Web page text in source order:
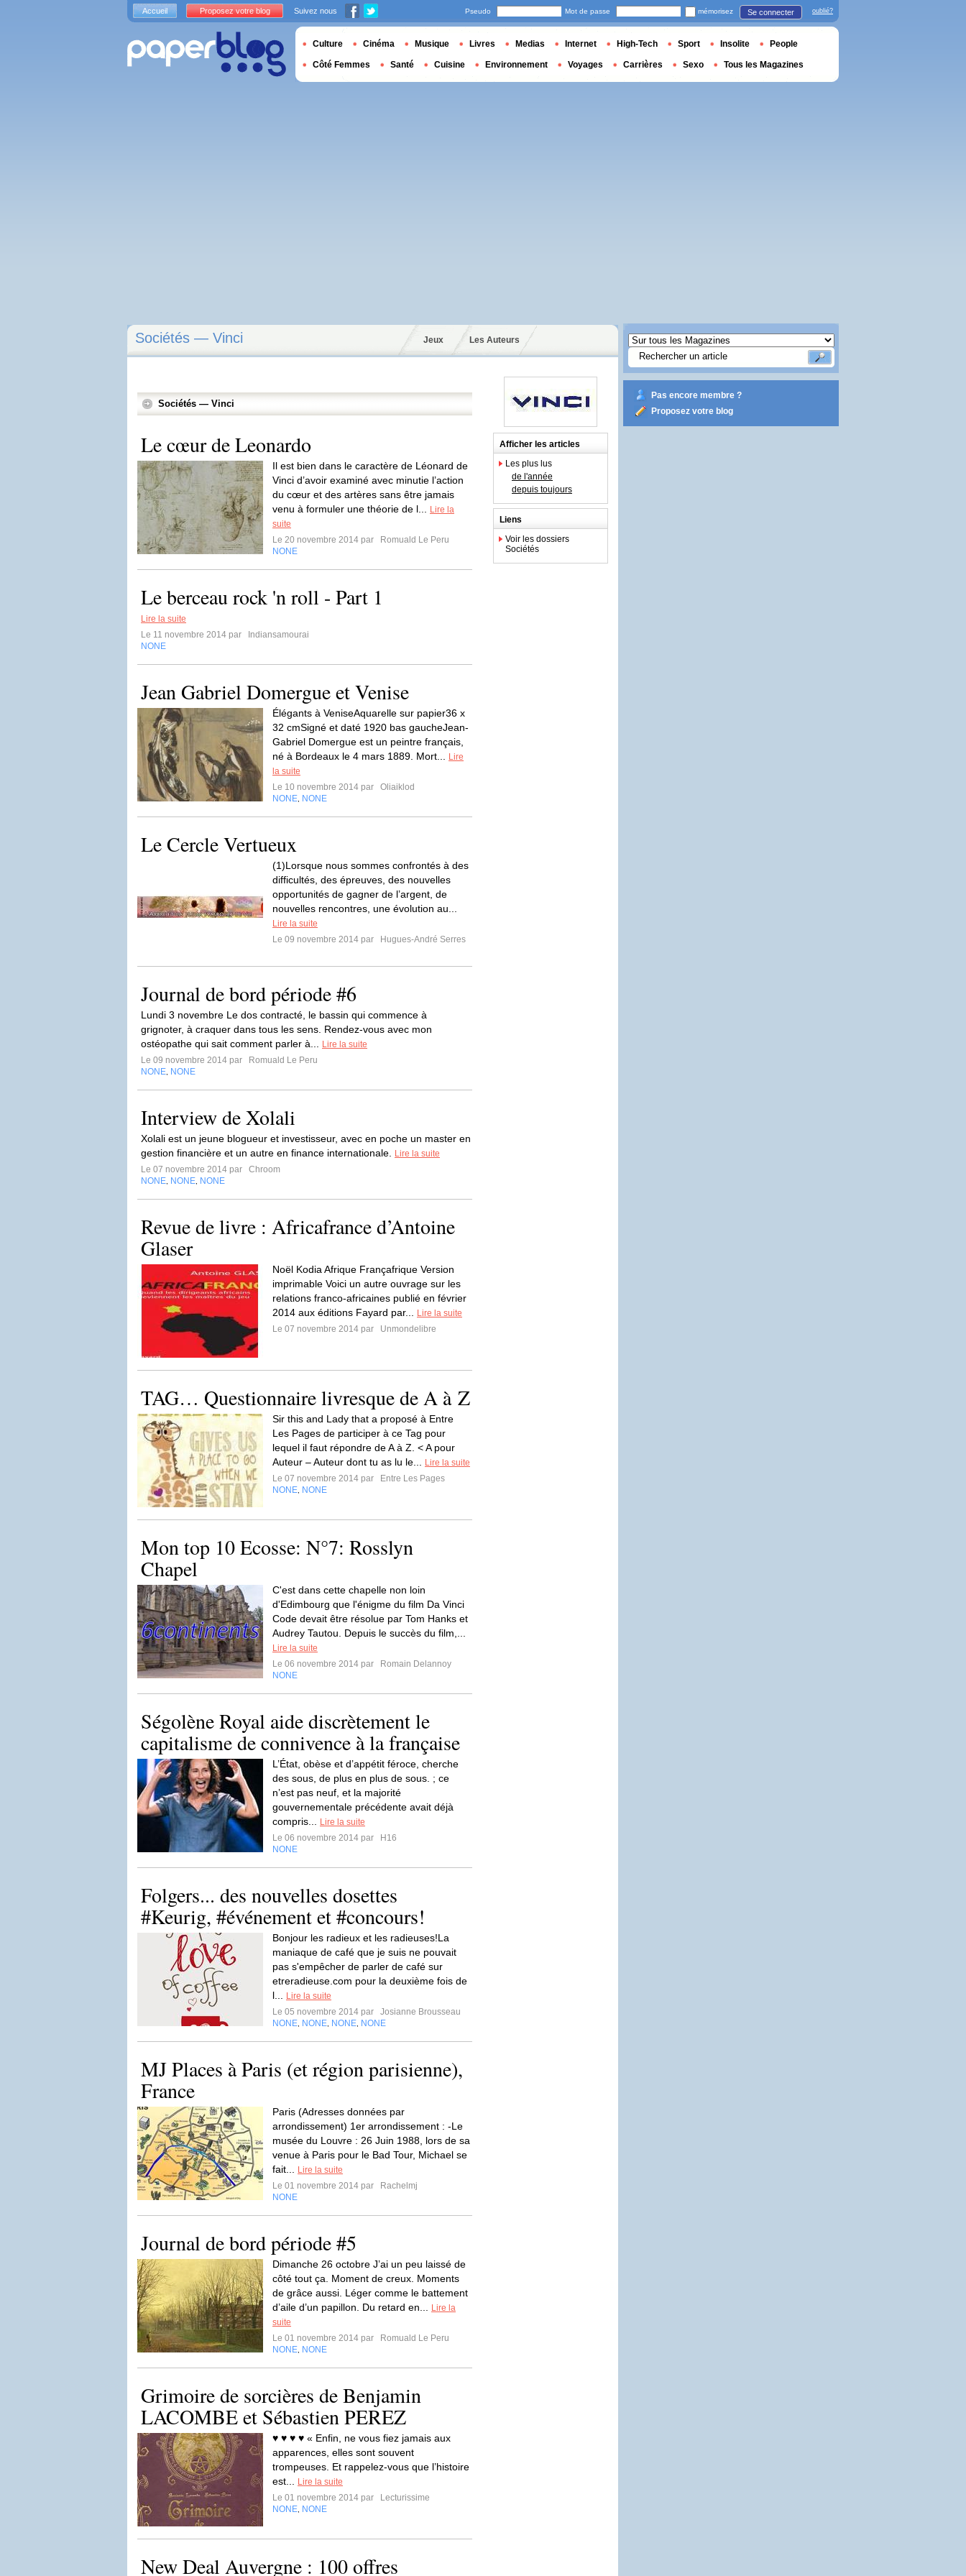
Sociétés — Vinci Jeux Les Auteurs
Sociétés — Vinci
Le cœur de Leonardo
Il est bien dans le caractère de Léonard de
Vinci d’avoir examiné avec minutie l’action
du cœur et des artères sans être jamais
venu à formuler une théorie de l...
Lire la
suite
Le 20 novembre 2014 par
Romuald Le Peru
NONE
Le berceau rock 'n roll - Part 1
Lire la suite
Le 11 novembre 2014 par
Indiansamourai
NONE
Jean Gabriel Domergue et Venise
Élégants à VeniseAquarelle sur papier36 x
32 cmSigné et daté 1920 bas gaucheJean-
Gabriel Domergue est un peintre français,
né à Bordeaux le 4 mars 1889. Mort...
Lire
la suite
Le 10 novembre 2014 par
Oliaiklod
NONE NONE
Le Cercle Vertueux
(1)Lorsque nous sommes confrontés à des
difficultés, des épreuves, des nouvelles
opportunités de gagner de l’argent, de
nouvelles rencontres, une évolution au...
Lire la suite
Le 09 novembre 2014 par
Hugues-André Serres
Journal de bord période #6
Lundi 3 novembre Le dos contracté, le bassin qui commence à
grignoter, à craquer dans tous les sens. Rendez-vous avec mon
ostéopathe qui sait comment parler à...
Lire la suite
Le 09 novembre 2014 par
Romuald Le Peru
NONE NONE
Interview de Xolali
Xolali est un jeune blogueur et investisseur, avec en poche un master en
gestion financière et un autre en finance internationale.
Lire la suite
Le 07 novembre 2014 par
Chroom
NONE NONE NONE
Revue de livre : Africafrance d’Antoine
Glaser
Noël Kodia Afrique Françafrique Version
imprimable Voici un autre ouvrage sur les
relations franco-africaines publié en février
2014 aux éditions Fayard par...
Lire la suite
Le 07 novembre 2014 par
Unmondelibre
TAG… Questionnaire livresque de A à Z
Sir this and Lady that a proposé à Entre
Les Pages de participer à ce Tag pour
lequel il faut répondre de A à Z. < A pour
Auteur – Auteur dont tu as lu le...
Lire la suite
Le 07 novembre 2014 par
Entre Les Pages
NONE NONE
Mon top 10 Ecosse: N°7: Rosslyn
Chapel
C'est dans cette chapelle non loin
d'Edimbourg que l'énigme du film Da Vinci
Code devait être résolue par Tom Hanks et
Audrey Tautou. Depuis le succès du film,...
Lire la suite
Le 06 novembre 2014 par
Romain Delannoy
NONE
Ségolène Royal aide discrètement le
capitalisme de connivence à la française
L’État, obèse et d’appétit féroce, cherche
des sous, de plus en plus de sous. ; ce
n’est pas neuf, et la majorité
gouvernementale précédente avait déjà
compris...
Lire la suite
Le 06 novembre 2014 par
H16
NONE
Folgers... des nouvelles dosettes
#Keurig, #événement et #concours!
Bonjour les radieux et les radieuses!La
maniaque de café que je suis ne pouvait
pas s'empêcher de parler de café sur
etreradieuse.com pour la deuxième fois de
l...
Lire la suite
Le 05 novembre 2014 par
Josianne Brousseau
NONE NONE NONE NONE
MJ Places à Paris (et région parisienne),
France
Paris (Adresses données par
arrondissement) 1er arrondissement : -Le
musée du Louvre : 26 Juin 1988, lors de sa
venue à Paris pour le Bad Tour, Michael se
fait...
Lire la suite
Le 01 novembre 2014 par
Rachelmj
NONE
Journal de bord période #5
Dimanche 26 octobre J’ai un peu laissé de
côté tout ça. Moment de creux. Moments
de grâce aussi. Léger comme le battement
d’aile d’un papillon. Du retard en...
Lire la
suite
Le 01 novembre 2014 par
Romuald Le Peru
NONE NONE
Grimoire de sorcières de Benjamin
LACOMBE et Sébastien PEREZ
♥ ♥ ♥ ♥ « Enfin, ne vous fiez jamais aux
apparences, elles sont souvent
trompeuses. Et rappelez-vous que l’histoire
est...
Lire la suite
Le 01 novembre 2014 par
Lecturissime
NONE NONE
New Deal Auvergne : 100 offres
Afficher les articles
Les plus lus
de l'année
depuis toujours
Liens
Voir les dossiers
Sociétés
Pas encore membre ?
Proposez votre blog
Accueil Proposez votre blog Suivez nous Pseudo Mot de passe mémorisez Se connecter oublié?
Culture Cinéma Musique Livres Medias Internet High-Tech Sport Insolite People
Côté Femmes Santé Cuisine Environnement Voyages Carrières Sexo Tous les Magazines